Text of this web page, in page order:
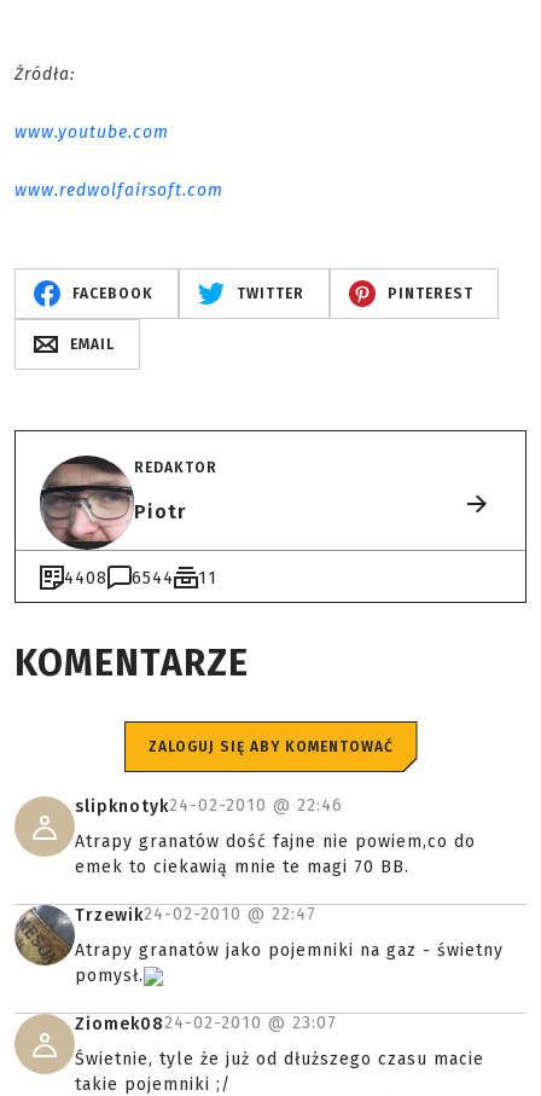
Źródła:
www.youtube.com
www.redwolfairsoft.com
FACEBOOK TWITTER PINTEREST
EMAIL
REDAKTOR
Piotr
4408 6544 11
KOMENTARZE
ZALOGUJ SIĘ ABY KOMENTOWAĆ
slipknotyk24-02-2010 @ 22:46
Atrapy granatów dość fajne nie powiem,co do
emek to ciekawią mnie te magi 70 BB.
Trzewik24-02-2010 @ 22:47
Atrapy granatów jako pojemniki na gaz - świetny
pomysł.
Ziomek0824-02-2010 @ 23:07
Świetnie, tyle że już od dłuższego czasu macie
takie pojemniki ;/